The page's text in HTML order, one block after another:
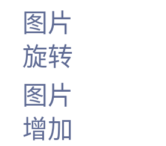
图片
旋转
图片
增加